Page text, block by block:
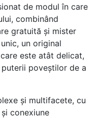
de modul în care
combinând
gratuită și mister
un original
este atât delicat,
poveștilor de a
și multifacete, cu
conexiune